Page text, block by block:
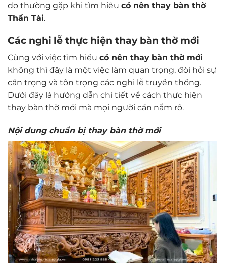
do thường gặp khi tìm hiểu có nên thay bàn thờ
Thần Tài.
Các nghi lễ thực hiện thay bàn thờ mới
Cùng với việc tìm hiểu có nên thay bàn thờ mới
không thì đây là một việc làm quan trọng, đòi hỏi sự
cẩn trọng và tôn trọng các nghi lễ truyền thống.
Dưới đây là hướng dẫn chi tiết về cách thực hiện
thay bàn thờ mới mà mọi người cần nắm rõ.
Nội dung chuẩn bị thay bàn thờ mới